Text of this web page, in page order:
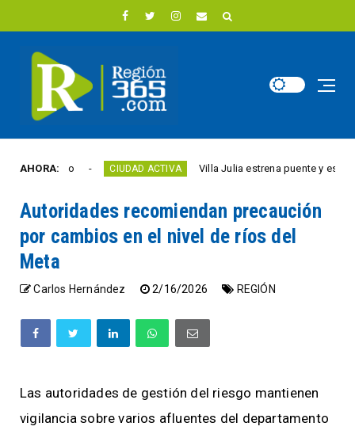
AHORA:
año CIUDAD ACTIVA Villa Julia estrena puente y espacios
Autoridades recomiendan precaución
por cambios en el nivel de ríos del
Meta
Carlos Hernández 2/16/2026 REGIÓN
Las autoridades de gestión del riesgo mantienen
vigilancia sobre varios afluentes del departamento